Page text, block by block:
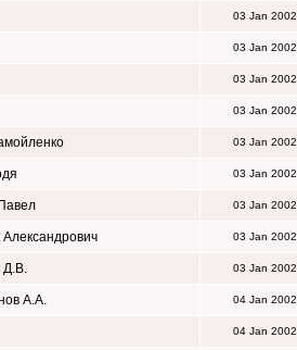
03 Jan 2002
03 Jan 2002
03 Jan 2002
03 Jan 2002
03 Jan 2002
03 Jan 2002
03 Jan 2002
03 Jan 2002
Д.В. 03 Jan 2002
А.А. 04 Jan 2002
04 Jan 2002